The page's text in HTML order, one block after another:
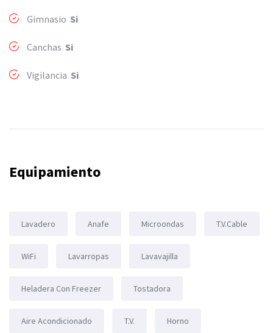
Gimnasio Si
Canchas Si
Vigilancia Si
Equipamiento
Lavadero Anafe Microondas T.V.Cable
WiFi Lavarropas Lavavajilla
Heladera Con Freezer Tostadora
Aire Acondicionado T.V. Horno